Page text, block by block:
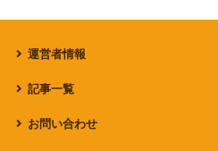
運営者情報
記事一覧
お問い合わせ